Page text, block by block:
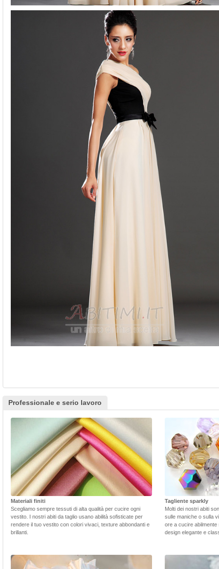
Professionale e serio lavoro
Materiali finiti
Scegliamo sempre tessuti di alta qualità per cucire ogni
vestito. I nostri abiti da taglio usano abilità sofisticate per
rendere il tuo vestito con colori vivaci, texture abbondanti e
brillanti.
Tagliente sparkly
Molti dei nostri abiti
sulle maniche o sulla
ore a cucire
design elegante e